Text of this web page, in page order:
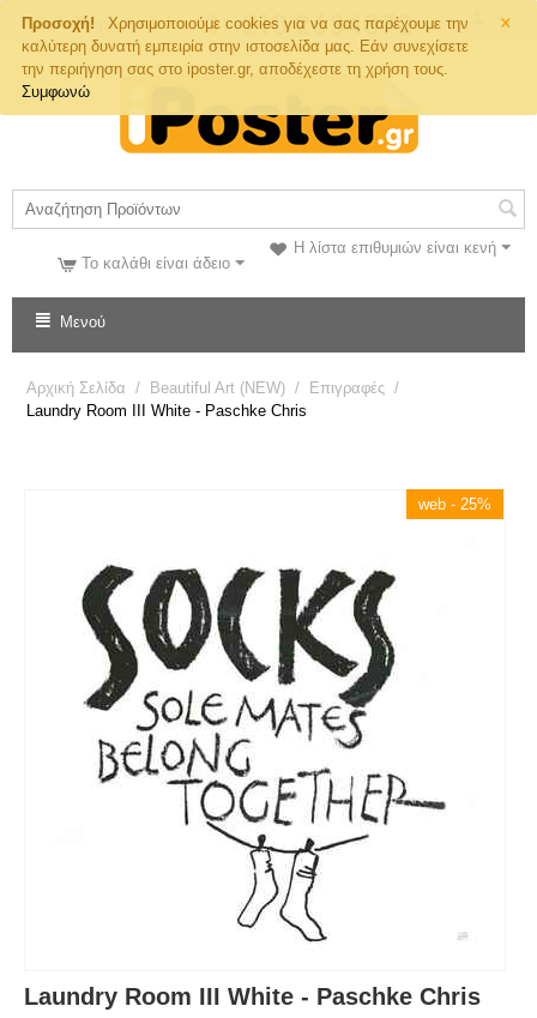
×
Προσοχή!
Χρησιμοποιούμε cookies για να σας παρέχουμε την
καλύτερη δυνατή εμπειρία στην ιστοσελίδα μας. Εάν συνεχίσετε
την περιήγηση σας στο iposter.gr, αποδέχεστε τη χρήση τους.
Συμφωνώ
Τηλ. Παραγγελιών
Η λίστα επιθυμιών είναι κενή
Το καλάθι είναι άδειο
Μενού
Αρχική Σελίδα / Beautiful Art (NEW) / Επιγραφές /
Laundry Room III White - Paschke Chris
web - 25%
Laundry Room III White - Paschke Chris